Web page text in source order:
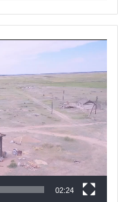
02:24